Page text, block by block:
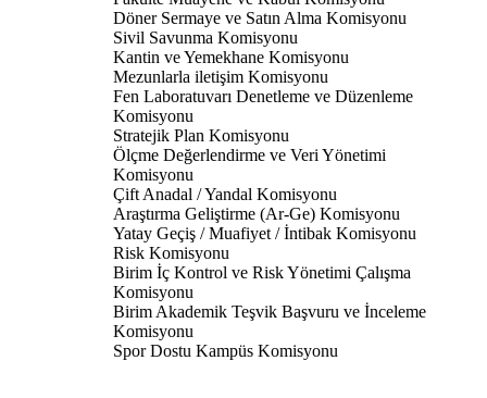
Döner Sermaye ve Satın Alma Komisyonu
Sivil Savunma Komisyonu
Kantin ve Yemekhane Komisyonu
Mezunlarla iletişim Komisyonu
Fen Laboratuvarı Denetleme ve Düzenleme
Komisyonu
Stratejik Plan Komisyonu
Ölçme Değerlendirme ve Veri Yönetimi
Komisyonu
Çift Anadal / Yandal Komisyonu
Araştırma Geliştirme (Ar-Ge) Komisyonu
Yatay Geçiş / Muafiyet / İntibak Komisyonu
Risk Komisyonu
Birim İç Kontrol ve Risk Yönetimi Çalışma
Komisyonu
Birim Akademik Teşvik Başvuru ve İnceleme
Komisyonu
Spor Dostu Kampüs Komisyonu